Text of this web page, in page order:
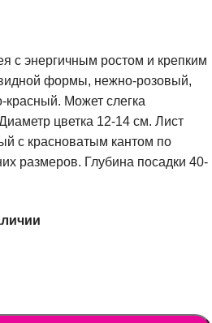
с энергичным ростом и крепким
формы, нежно-розовый,
красный. Может слегка
цветка 12-14 см. Лист
с красноватым кантом по
размеров. Глубина посадки 40-